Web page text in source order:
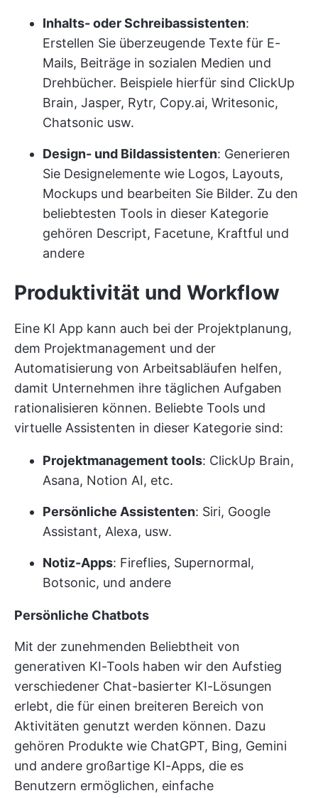
Inhalts- oder Schreibassistenten:
Erstellen Sie überzeugende Texte für E-
Mails, Beiträge in sozialen Medien und
Drehbücher. Beispiele hierfür sind ClickUp
Brain, Jasper, Rytr, Copy.ai, Writesonic,
Chatsonic usw.
Design- und Bildassistenten: Generieren
Sie Designelemente wie Logos, Layouts,
Mockups und bearbeiten Sie Bilder. Zu den
beliebtesten Tools in dieser Kategorie
gehören Descript, Facetune, Kraftful und
andere
Produktivität und Workflow
Eine KI App kann auch bei der Projektplanung,
dem Projektmanagement und der
Automatisierung von Arbeitsabläufen helfen,
damit Unternehmen ihre täglichen Aufgaben
rationalisieren können. Beliebte Tools und
virtuelle Assistenten in dieser Kategorie sind:
Projektmanagement tools: ClickUp Brain,
Asana, Notion AI, etc.
Persönliche Assistenten: Siri, Google
Assistant, Alexa, usw.
Notiz-Apps: Fireflies, Supernormal,
Botsonic, und andere
Persönliche Chatbots
Mit der zunehmenden Beliebtheit von
generativen KI-Tools haben wir den Aufstieg
verschiedener Chat-basierter KI-Lösungen
erlebt, die für einen breiteren Bereich von
Aktivitäten genutzt werden können. Dazu
gehören Produkte wie ChatGPT, Bing, Gemini
und andere großartige KI-Apps, die es
Benutzern ermöglichen, einfache